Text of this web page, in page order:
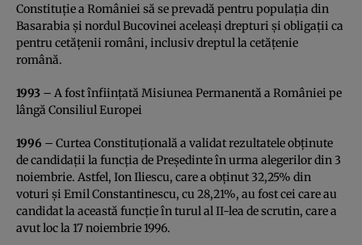
Constituţie a României să se prevadă pentru populaţia din
Basarabia şi nordul Bucovinei aceleaşi drepturi şi obligaţii ca
pentru cetăţenii români, inclusiv dreptul la cetăţenie
română.
1993 – A fost înfiinţată Misiunea Permanentă a României pe
lângă Consiliul Europei
1996 – Curtea Constituţională a validat rezultatele obţinute
de candidaţii la funcţia de Preşedinte în urma alegerilor din 3
noiembrie. Astfel, Ion Iliescu, care a obţinut 32,25% din
voturi şi Emil Constantinescu, cu 28,21%, au fost cei care au
candidat la această funcţie în turul al II-lea de scrutin, care a
avut loc la 17 noiembrie 1996.